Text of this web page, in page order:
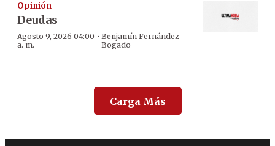
Opinión
Deudas
Agosto 9, 2026 04:00
a. m.
·Benjamín Fernández
Bogado
Carga Más